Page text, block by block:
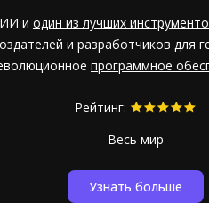
и один из лучших
и разработчиков для
программное
Рейтинг:
Весь мир
Узнать больше